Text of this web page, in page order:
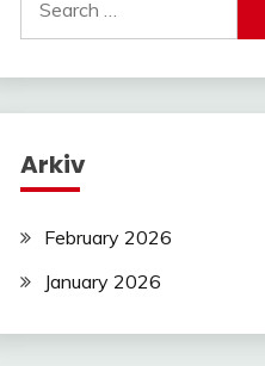
for:
Arkiv
February 2026
January 2026